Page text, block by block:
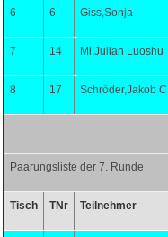
6 6 Giss,Sonja
7 14 Mi,Julian Luoshu
8 17 Schröder,Jakob C
Paarungsliste der 7. Runde
Tisch TNr Teilnehmer